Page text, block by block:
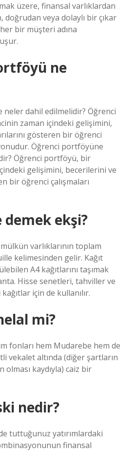
üzere, finansal varlıklardan
veya dolaylı bir çıkar
bir müşteri adına
ne
dahil edilmelidir? Öğrenci
zaman içindeki gelişimini,
gösteren bir öğrenci
Öğrenci portföyüne
Öğrenci portföyü, bir
gelişimini, becerilerini ve
bir öğrenci çalışmaları
ekşi?
varlıklarının toplam
kelimesinden gelir. Kağıt
A4 kağıtlarını taşımak
Hisse senetleri, tahviller ve
için de kullanılır.
mi?
fonları hem Mudarebe hem de
vekalet altında (diğer şartların
olması kaydıyla) caiz bir
nedir?
tuttuğunuz yatırımlardaki
finansal